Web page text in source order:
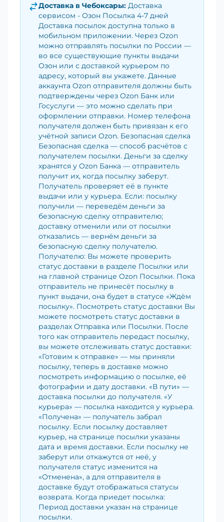
Доставка в Чебоксары: Доставка
сервисом - Озон Посылка 4-7 дней
Доставка посылок доступна только в
мобильном приложении. Через Ozon
можно отправлять посылки по России —
во все существующие пункты выдачи
Озон или с доставкой курьером по
адресу, который вы укажете. Данные
аккаунта Ozon отправителя должны быть
подтверждены через Ozon Банк или
Госуслуги — это можно сделать при
оформлении отправки. Номер телефона
получателя должен быть привязан к его
учётной записи Ozon. Безопасная сделка
Безопасная сделка — способ расчётов с
получателем посылки. Деньги за сделку
хранятся у Ozon Банка — отправитель
получит их, когда посылку заберут.
Получатель проверяет её в пункте
выдачи или у курьера. Если: посылку
получили — переведём деньги за
безопасную сделку отправителю;
доставку отменили или от посылки
отказались — вернём деньги за
безопасную сделку получателю.
Получателю: Вы можете проверить
статус доставки в разделе Посылки или
на главной странице Ozon Посылки. Пока
отправитель не принесёт посылку в
пункт выдачи, она будет в статусе «Ждём
посылку». Посмотреть статус доставки Вы
можете посмотреть статус доставки в
разделах Отправка или Посылки. После
того как отправитель передаст посылку,
вы можете отслеживать статус доставки:
«Готовим к отправке» — мы приняли
посылку, теперь в доставке можно
посмотреть информацию о посылке, её
фотографии и дату доставки. «В пути» —
доставка посылки до получателя. «У
курьера» — посылка находится у курьера.
«Получена» — получатель забрал
посылку. Если посылку доставляет
курьер, на странице посылки указаны
дата и время доставки. Если посылку не
заберут или откажутся от неё, у
получателя статус изменится на
«Отменена», а для отправителя в
доставке будут отображаться статусы
возврата. Когда приедет посылка:
Период доставки указан на странице
посылки.